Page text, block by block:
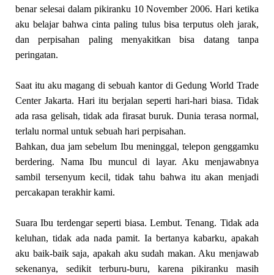
benar selesai dalam pikiranku 10 November 2006. Hari ketika
aku belajar bahwa cinta paling tulus bisa terputus oleh jarak,
dan perpisahan paling menyakitkan bisa datang tanpa
peringatan.
Saat itu aku magang di sebuah kantor di Gedung World Trade
Center Jakarta. Hari itu berjalan seperti hari-hari biasa. Tidak
ada rasa gelisah, tidak ada firasat buruk. Dunia terasa normal,
terlalu normal untuk sebuah hari perpisahan.
Bahkan, dua jam sebelum Ibu meninggal, telepon genggamku
berdering. Nama Ibu muncul di layar. Aku menjawabnya
sambil tersenyum kecil, tidak tahu bahwa itu akan menjadi
percakapan terakhir kami.
Suara Ibu terdengar seperti biasa. Lembut. Tenang. Tidak ada
keluhan, tidak ada nada pamit. Ia bertanya kabarku, apakah
aku baik-baik saja, apakah aku sudah makan. Aku menjawab
sekenanya, sedikit terburu-buru, karena pikiranku masih